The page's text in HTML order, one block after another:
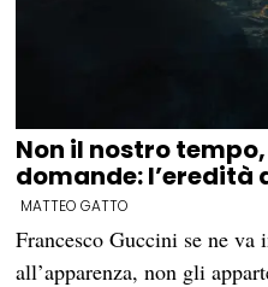
Non il nostro
domande: l’eredità
MATTEO GATTO
Francesco Guccini se ne va
all’apparenza, non gli